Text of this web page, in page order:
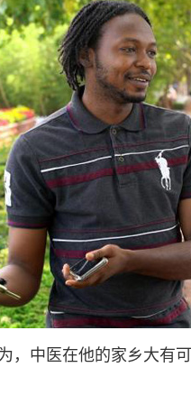
，中医在他的家乡大有